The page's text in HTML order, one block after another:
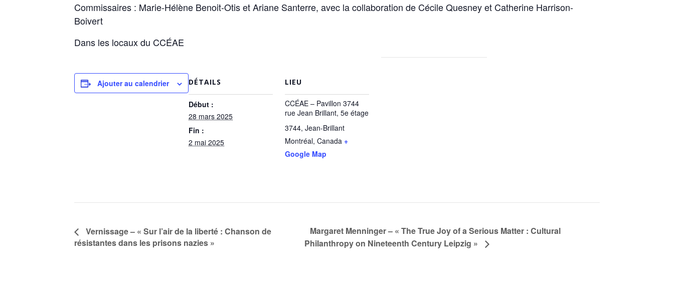
Commissaires : Marie-Hélène Benoit-Otis et Ariane Santerre, avec la collaboration de Cécile Quesney et Catherine Harrison-
Boivert
Dans les locaux du CCÉAE
Ajouter au calendrier DÉTAILS
Début :
28 mars 2025
Fin :
2 mai 2025
LIEU
CCÉAE – Pavillon 3744
rue Jean Brillant, 5e étage
3744, Jean-Brillant
Montréal, Canada +
Google Map
Vernissage – « Sur l’air de la liberté : Chanson de
résistantes dans les prisons nazies »
Margaret Menninger – « The True Joy of a Serious Matter : Cultural
Philanthropy on Nineteenth Century Leipzig »